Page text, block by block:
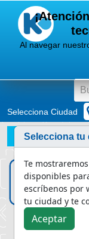
Selecciona Ciudad
Blog
Al navegar
Selecciona tu
Te
disponibles
escríbenos por
tu ciudad y te
Aceptar